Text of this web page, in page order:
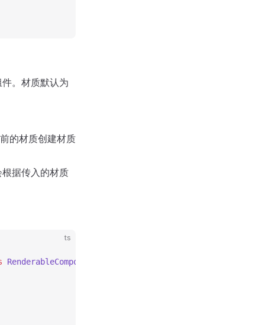
。材质默认为
的材质创建材质
据传入的材质
ts
RenderableComponent